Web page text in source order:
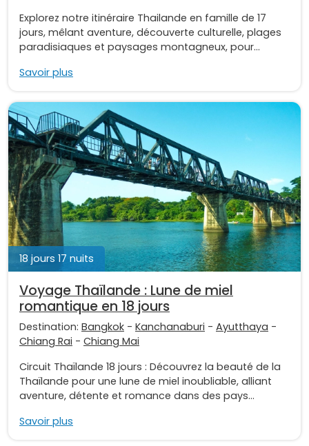
Explorez notre itinéraire Thailande en famille de 17
jours, mêlant aventure, découverte culturelle, plages
paradisiaques et paysages montagneux, pour...
Savoir plus
18 jours 17 nuits
Voyage Thaïlande : Lune de miel
romantique en 18 jours
Destination: Bangkok - Kanchanaburi - Ayutthaya -
Chiang Rai - Chiang Mai
Circuit Thaïlande 18 jours : Découvrez la beauté de la
Thaïlande pour une lune de miel inoubliable, alliant
aventure, détente et romance dans des pays...
Savoir plus